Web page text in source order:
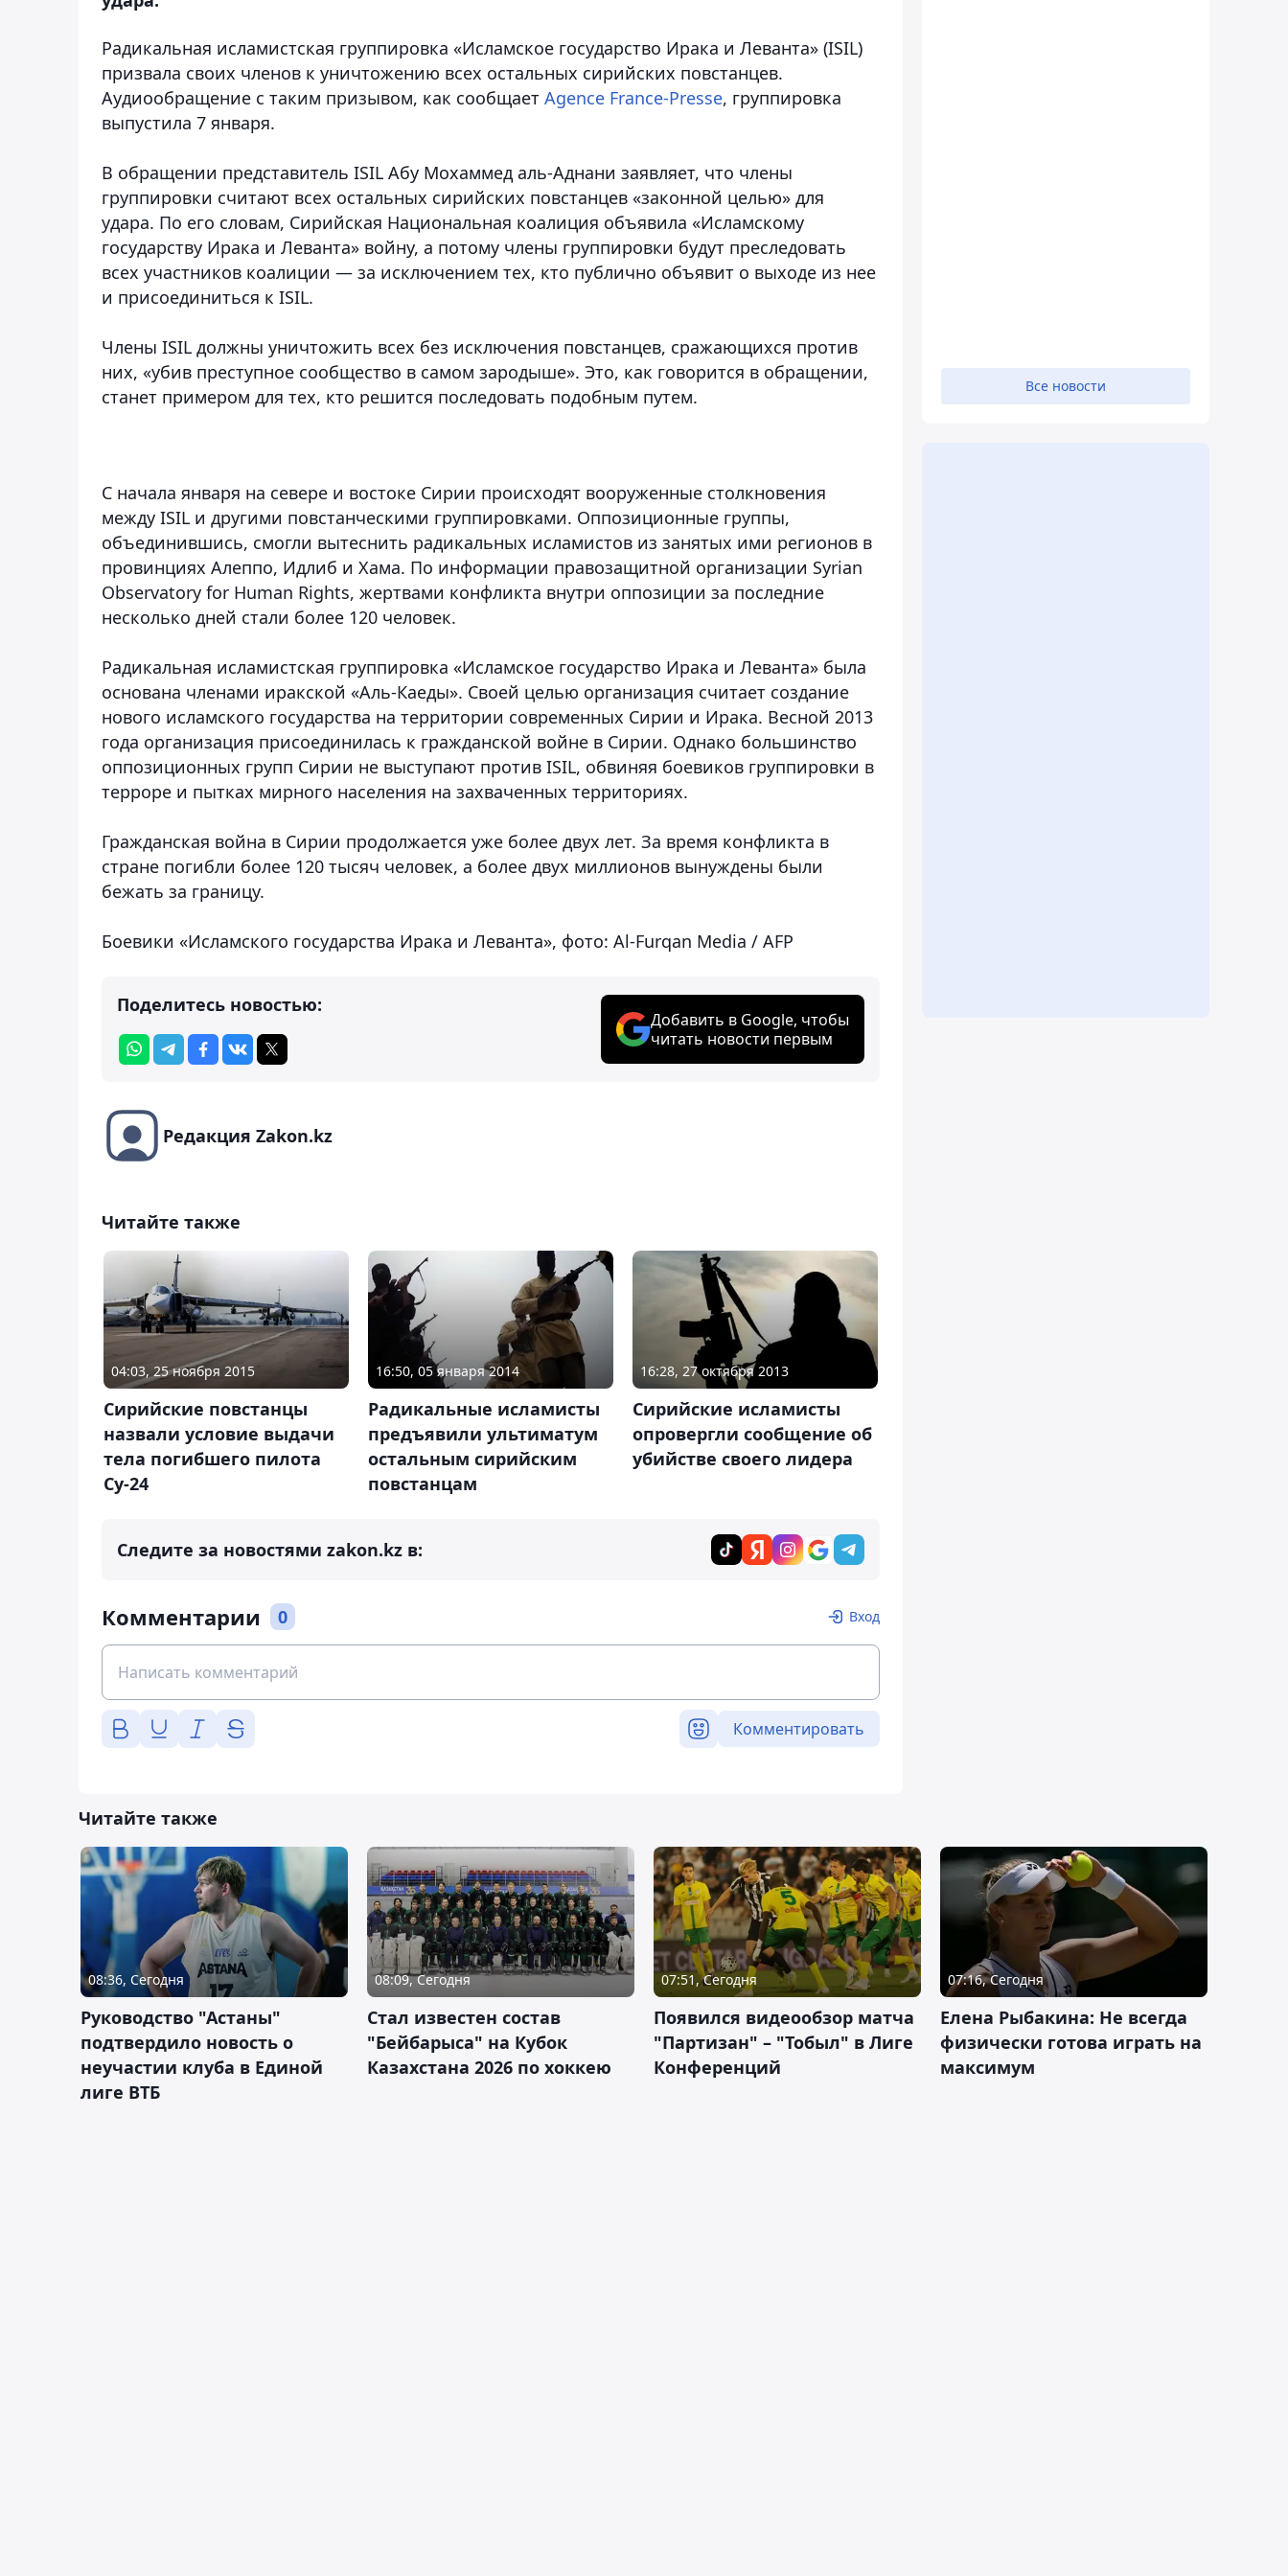
Радикальная исламистская группировка «Исламское государство Ирака и Леванта» (ISIL)
призвала своих членов к уничтожению всех остальных сирийских повстанцев.
Аудиообращение с таким призывом, как сообщает Agence France-Presse, группировка
выпустила 7 января.
В обращении представитель ISIL Абу Мохаммед аль-Аднани заявляет, что члены
группировки считают всех остальных сирийских повстанцев «законной целью» для
удара. По его словам, Сирийская Национальная коалиция объявила «Исламскому
государству Ирака и Леванта» войну, а потому члены группировки будут преследовать
всех участников коалиции — за исключением тех, кто публично объявит о выходе из нее
и присоединиться к ISIL.
Члены ISIL должны уничтожить всех без исключения повстанцев, сражающихся против
них, «убив преступное сообщество в самом зародыше». Это, как говорится в обращении,
станет примером для тех, кто решится последовать подобным путем.
С начала января на севере и востоке Сирии происходят вооруженные столкновения
между ISIL и другими повстанческими группировками. Оппозиционные группы,
объединившись, смогли вытеснить радикальных исламистов из занятых ими регионов в
провинциях Алеппо, Идлиб и Хама. По информации правозащитной организации Syrian
Observatory for Human Rights, жертвами конфликта внутри оппозиции за последние
несколько дней стали более 120 человек.
Радикальная исламистская группировка «Исламское государство Ирака и Леванта» была
основана членами иракской «Аль-Каеды». Своей целью организация считает создание
нового исламского государства на территории современных Сирии и Ирака. Весной 2013
года организация присоединилась к гражданской войне в Сирии. Однако большинство
оппозиционных групп Сирии не выступают против ISIL, обвиняя боевиков группировки в
терроре и пытках мирного населения на захваченных территориях.
Гражданская война в Сирии продолжается уже более двух лет. За время конфликта в
стране погибли более 120 тысяч человек, а более двух миллионов вынуждены были
бежать за границу.
Боевики «Исламского государства Ирака и Леванта», фото: Al-Furqan Media / AFP
Поделитесь новостью:
Добавить в Google, чтобы
читать новости первым
Редакция Zakon.kz
Читайте также
04:03, 25 ноября 2015
Сирийские повстанцы
назвали условие выдачи
тела погибшего пилота
Су-24
16:50, 05 января 2014
Радикальные исламисты
предъявили ультиматум
остальным сирийским
повстанцам
16:28, 27 октября 2013
Сирийские исламисты
опровергли сообщение об
убийстве своего лидера
Следите за новостями zakon.kz в:
Комментарии 0 Вход
Комментировать
Все новости
Читайте также
08:36, Сегодня
Руководство "Астаны"
подтвердило новость о
неучастии клуба в Единой
лиге ВТБ
08:09, Сегодня
Стал известен состав
"Бейбарыса" на Кубок
Казахстана 2026 по хоккею
07:51, Сегодня
Появился видеообзор матча
"Партизан" – "Тобыл" в Лиге
Конференций
07:16, Сегодня
Елена Рыбакина: Не всегда
физически готова играть на
максимум